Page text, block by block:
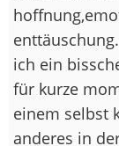
ich ein
für kurze
einem selbst
anderes in